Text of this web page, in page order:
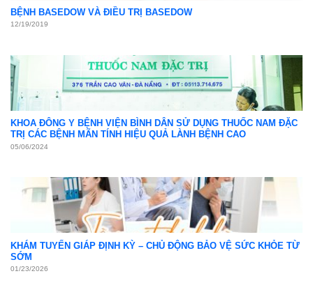
BỆNH BASEDOW VÀ ĐIỀU TRỊ BASEDOW
12/19/2019
KHOA ĐÔNG Y BỆNH VIỆN BÌNH DÂN SỬ DỤNG THUỐC NAM ĐẶC
TRỊ CÁC BỆNH MÃN TÍNH HIỆU QUẢ LÀNH BỆNH CAO
05/06/2024
KHÁM TUYẾN GIÁP ĐỊNH KỲ – CHỦ ĐỘNG BẢO VỆ SỨC KHỎE TỪ
SỚM
01/23/2026